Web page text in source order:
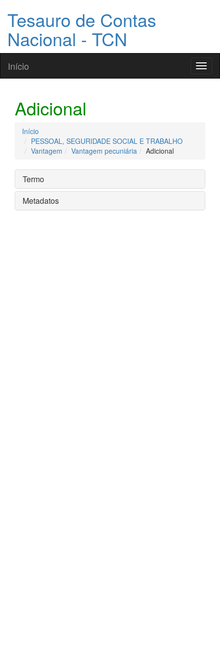
Tesauro de Contas
Nacional - TCN
Início
Adicional
Início
PESSOAL, SEGURIDADE SOCIAL E TRABALHO
Vantagem
Vantagem pecuniária Adicional
Termo
Metadatos